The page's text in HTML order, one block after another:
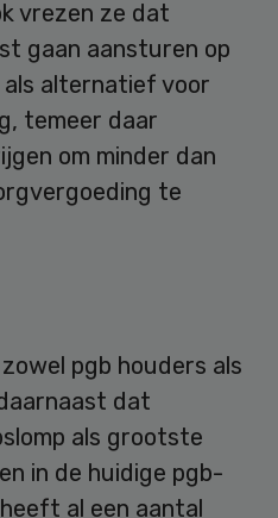
vrezen ze dat
gaan aansturen op
alternatief voor
temeer daar
om minder dan
te
pgb houders als
dat
als grootste
in de huidige pgb-
al een aantal